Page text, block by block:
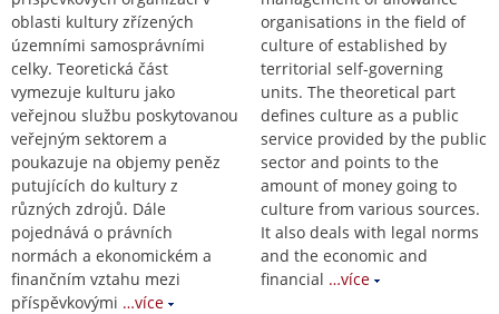
oblasti kultury zřízených
územními samosprávními
celky. Teoretická část
vymezuje kulturu jako
veřejnou službu poskytovanou
veřejným sektorem a
poukazuje na objemy peněz
putujících do kultury z
různých zdrojů. Dále
pojednává o právních
normách a ekonomickém a
finančním vztahu mezi
příspěvkovými …více
organisations in the field of
culture of established by
territorial self-governing
units. The theoretical part
defines culture as a public
service provided by the public
sector and points to the
amount of money going to
culture from various sources.
It also deals with legal norms
and the economic and
financial …více